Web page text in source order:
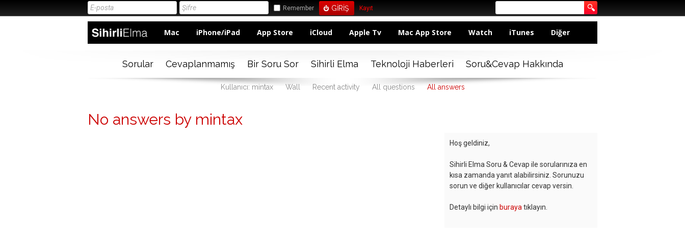
Remember Kayıt
Mac iPhone/iPad App Store iCloud Apple Tv Mac App Store Watch iTunes Diğer
Sorular Cevaplanmamış Bir Soru Sor Sihirli Elma Teknoloji Haberleri Soru&Cevap Hakkında
Kullanıcı: mintax Wall Recent activity All questions All answers
No answers by mintax
Hoş geldiniz,
Sihirli Elma Soru & Cevap ile sorularınıza en
kısa zamanda yanıt alabilirsiniz. Sorunuzu
sorun ve diğer kullanıcılar cevap versin.
Detaylı bilgi için buraya tıklayın.